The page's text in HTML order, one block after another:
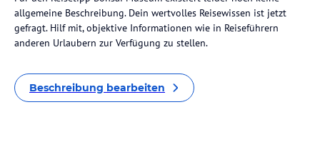
allgemeine Beschreibung. Dein wertvolles Reisewissen ist jetzt
gefragt. Hilf mit, objektive Informationen wie in Reiseführern
anderen Urlaubern zur Verfügung zu stellen.
Beschreibung bearbeiten